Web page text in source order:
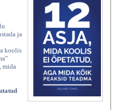
ja
koolis
mida